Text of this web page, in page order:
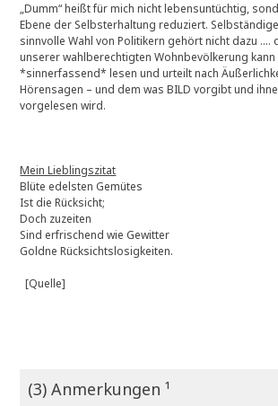
„Dumm“ heißt für mich nicht lebensuntüchtig,
Ebene der Selbsterhaltung reduziert.
sinnvolle Wahl von Politikern gehört nicht dazu ….
unserer wahlberechtigten Wohnbevölkerung kann
*sinnerfassend* lesen und urteilt nach
Hörensagen – und dem was BILD vorgibt und
vorgelesen wird.
Mein Lieblingszitat
Blüte edelsten Gemütes
Ist die Rücksicht;
Doch zuzeiten
Sind erfrischend wie Gewitter
Goldne Rücksichtslosigkeiten.
[Quelle]
(3) Anmerkungen ¹